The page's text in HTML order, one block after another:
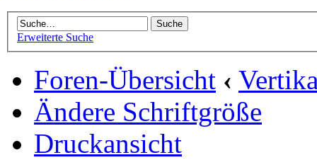
Erweiterte Suche
Foren-Übersicht ‹
Ändere Schriftgröße
Druckansicht